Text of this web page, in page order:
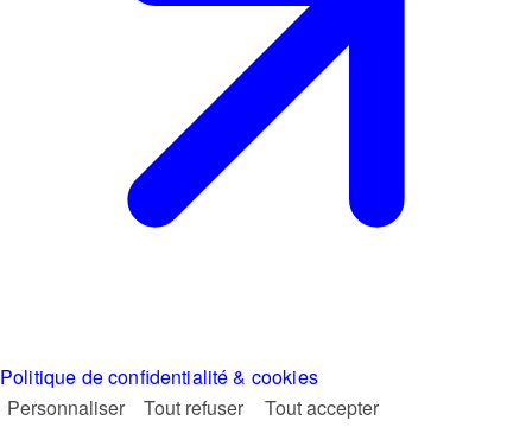
Politique de confidentialité & cookies
Personnaliser
Tout refuser Tout accepter